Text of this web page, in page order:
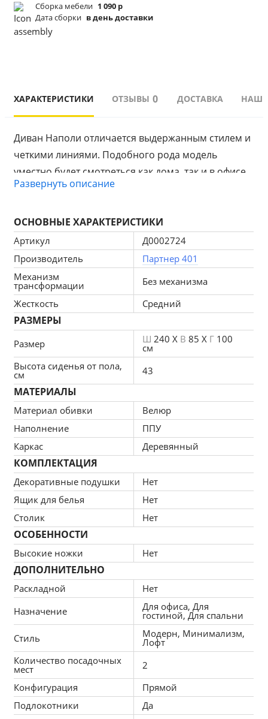
Сборка мебели 1 090 р
Дата сборки в день доставки
ХАРАКТЕРИСТИКИ ОТЗЫВЫ 0 ДОСТАВКА
Диван Наполи отличается выдержанным стилем и
четкими линиями. Подобного рода модель
отсутствует.
Тип ткани обивки-велюр. Не прихотливая в уходе
ткань, которая на протяжении долгих лет
сохраняет свои свойства.
Наполнитель. В роли наполнения выступает ППУ.
Такой вид наполнения будет комфортен и удобен.
Габаритные размеры: В85 x Г100 x Ш240
Механизм раскладки: нет
Материал обивки: велюр
Материал каркаса: дерево+ДВП, ДСП, ЛДСП
Ящик для хранения: нет
Наполнитель: ППУ
За дополнительную плату, вы сможете воспользоваться
следующими функциями:
Установка независимого пружинного блока (модель будет
иметь ортопедический эффект, что благоприятно скажется на
вашем здоровье,+ 9590)
Наполнение подушек из холофайбера (материал
одновременно упругий и легкий, сохраняет долгое время
форму:+ 5290 руб)
Развернуть описание
ОСНОВНЫЕ ХАРАКТЕРИСТИКИ
Артикул
Д0002724
Производитель
Партнер 401
Механизм
трансформации
Без механизма
Жесткость
Средний
РАЗМЕРЫ
Размер Ш 240 X В 85 X Г 100
см
Высота сиденья от пола,
см 43
МАТЕРИАЛЫ
Материал обивки
Велюр
Наполнение
ППУ
Каркас
Деревянный
КОМПЛЕКТАЦИЯ
Декоративные подушки
Нет
Ящик для белья
Нет
Столик
Нет
ОСОБЕННОСТИ
Высокие ножки Нет
ДОПОЛНИТЕЛЬНО
Раскладной
Нет
Назначение
Для офиса, Для
гостиной, Для спальни
Стиль
Модерн, Минимализм,
Лофт
Количество посадочных
мест
2
Конфигурация
Прямой
Подлокотники
Да